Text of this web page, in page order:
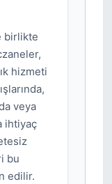
birlikte
hizmeti
veya
ihtiyaç
bu
edilir.